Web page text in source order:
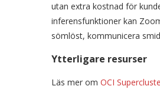
utan extra kostnad för
inferensfunktioner kan
sömlöst, kommunicera
Ytterligare resurser
Läs mer om OCI